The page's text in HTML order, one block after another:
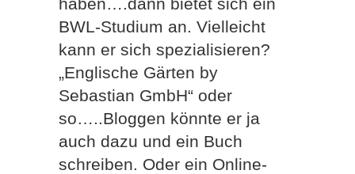
BWL-Studium an. Vielleicht
kann er sich spezialisieren?
„Englische Gärten by
Sebastian GmbH“ oder
so…..Bloggen könnte er ja
auch dazu und ein Buch
schreiben. Oder ein Online-